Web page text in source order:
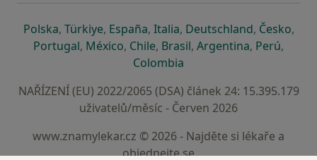
Polskase otevře v nové záložce
, Türkiyese otevře v nové záložce
, Españase otevře v nové záložce
, Italiase otevře v nové záložce
, Deutschlandse otevře v
, Českose
,
Portugalse otevře v nové záložce
, Méxicose otevře v nové záložce
, Chilese otevře v nové záložce
, Brasilse otevře v nové
, Argentinase otevře v
, Perúse
,
Colombia
NAŘÍZENÍ (EU) 2022/2065 (DSA) článek 24: 15.395.179
uživatelů/měsíc - Červen 2026
www.znamylekar.cz © 2026 - Najděte si lékaře a
objednejte se